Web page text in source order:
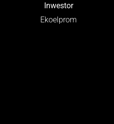
Inwestor
Ekoelprom